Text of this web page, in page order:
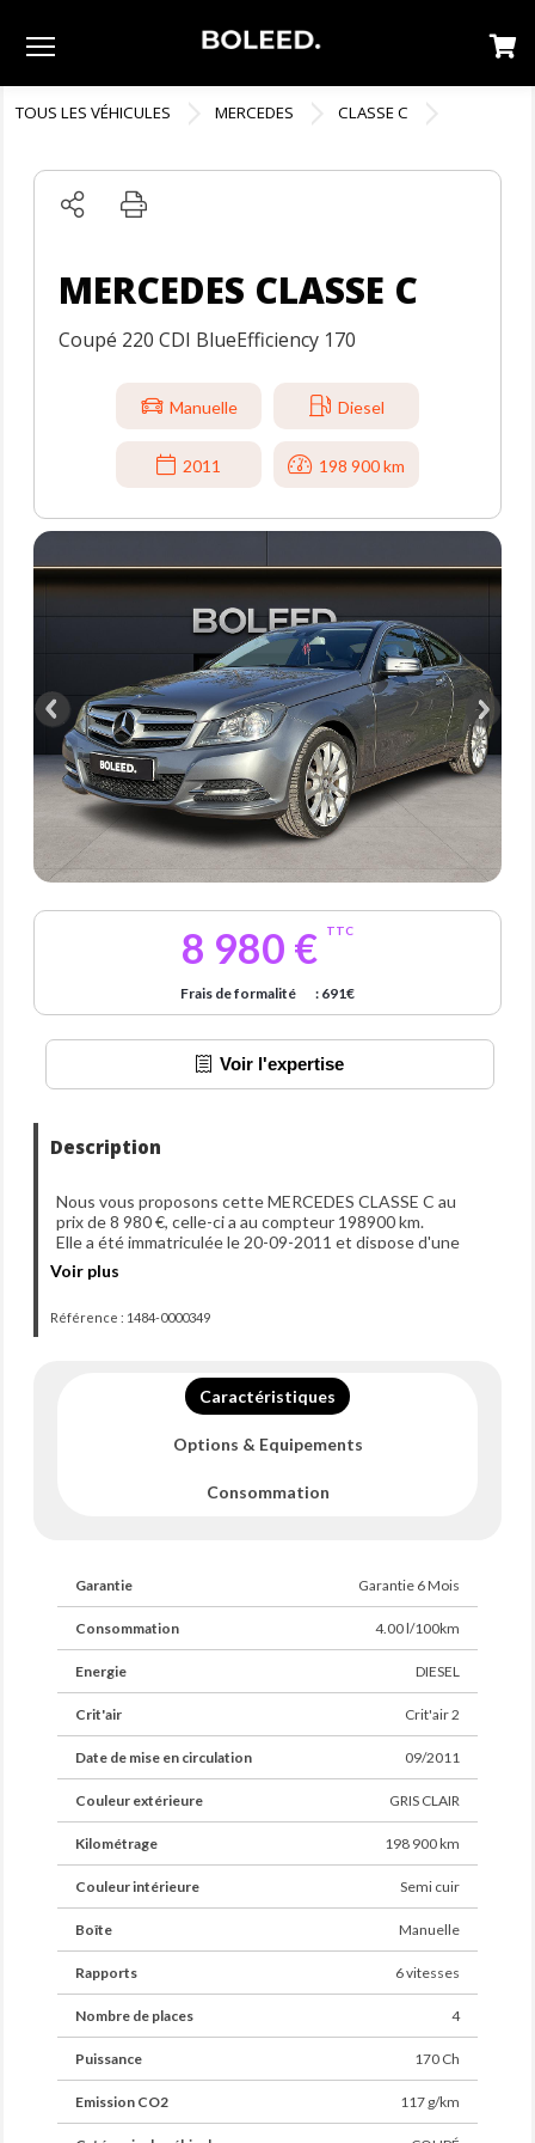
TOUS LES VÉHICULES MERCEDES CLASSE C
MERCEDES CLASSE C
Coupé 220 CDI BlueEfficiency 170
Manuelle Diesel
2011 198 900 km
8 980 € TTC
Frais de formalité : 691€
Voir l'expertise
Description
Nous vous proposons cette MERCEDES CLASSE C au
prix de 8 980 €, celle-ci a au compteur 198900 km.
Elle a été immatriculée le 20-09-2011 et dispose d'une
puissance de 170ch din.
Voir plus
Référence : 1484-0000349
Caractéristiques
Options & Equipements
Consommation
Garantie Garantie 6 Mois
Consommation 4.00 l/100km
Energie DIESEL
Crit'air Crit'air 2
Date de mise en circulation 09/2011
Couleur extérieure GRIS CLAIR
Kilométrage 198 900 km
Couleur intérieure Semi cuir
Boîte Manuelle
Rapports 6 vitesses
Nombre de places 4
Puissance 170 Ch
Emission CO2 117 g/km